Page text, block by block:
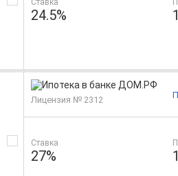
Ставка
24.5%
Лицензия № 2312
Ставка
27%